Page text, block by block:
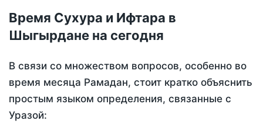
Время Сухура и Ифтара в
Шыгырдане на сегодня
В связи со множеством вопросов, особенно во
время месяца Рамадан, стоит кратко объяснить
простым языком определения, связанные с
Уразой: